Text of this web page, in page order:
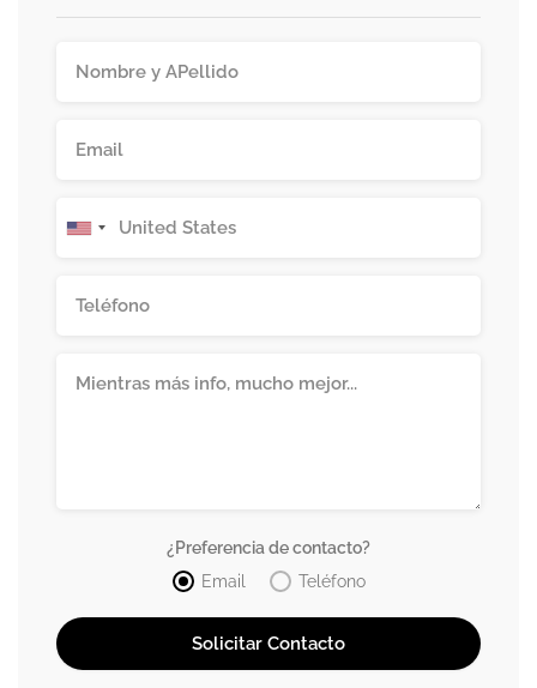
¿Preferencia de contacto?
Email
Teléfono